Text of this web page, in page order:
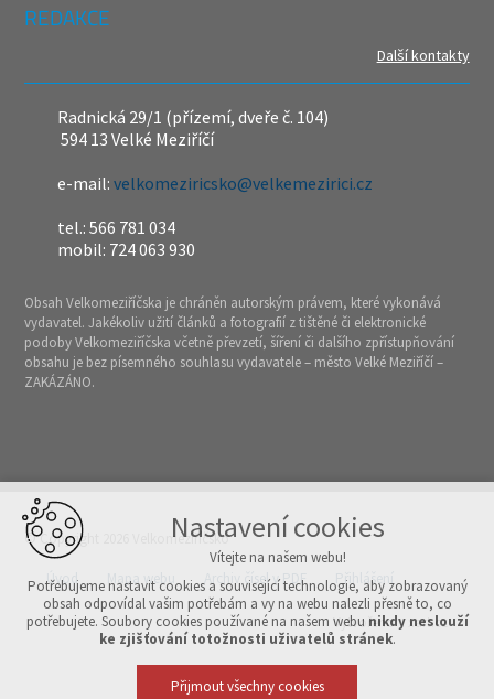
REDAKCE
Další kontakty
Radnická 29/1 (přízemí, dveře č. 104)
594 13 Velké Meziříčí
e-mail:velkomeziricsko@velkemezirici.cz
tel.: 566 781 034
mobil: 724 063 930
Obsah Velkomeziříčska je chráněn autorským právem, které vykonává
vydavatel. Jakékoliv užití článků a fotografií z tištěné či elektronické
podoby Velkomeziříčska včetně převzetí, šíření či dalšího zpřístupňování
obsahu je bez písemného souhlasu vydavatele – město Velké Meziříčí –
ZAKÁZÁNO.
© Copyright 2026 Velkomeziříčsko
Úvod Mapa webu Archiv čísel v PDF Přihlášení
Vytvořeno v xart.cz
Nastavení cookies
Vítejte na našem webu!
Potřebujeme nastavit cookies a související technologie, aby zobrazovaný
obsah odpovídal vašim potřebám a vy na webu nalezli přesně to, co
potřebujete. Soubory cookies používané na našem webu nikdy neslouží
ke zjišťování totožnosti uživatelů stránek.
Přijmout všechny cookies